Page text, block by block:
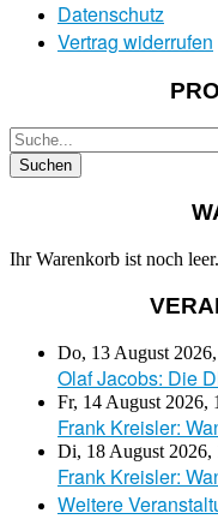
Datenschutz
Vertrag widerrufen
Ihr Warenkorb ist noch leer.
Do, 13 August 2026,
Olaf Jacobs: Die
Fr, 14 August 2026,
Frank Kreisler:
Di, 18 August 2026,
Frank Kreisler:
Weitere